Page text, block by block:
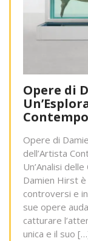
Opere di
Opere di
dell’Artista
Un’Analisi
Damien Hirst
controversi e
sue opere
catturare
unica e il suo